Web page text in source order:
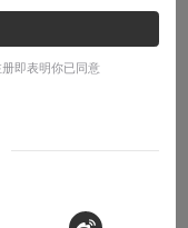
凑的魅力
即表明你已同意